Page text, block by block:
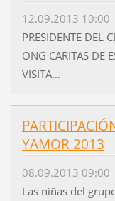
12.09.2013 10:00
PRESIDENTE DEL
ONG CARITAS DE
VISITA...
YAMOR 2013
08.09.2013 09:00
Las niñas del